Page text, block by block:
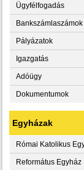
Ügyfélfogadás
Bankszámlaszámok
Pályázatok
Igazgatás
Adóügy
Dokumentumok
Egyházak
Római Katolikus
Református Egyház